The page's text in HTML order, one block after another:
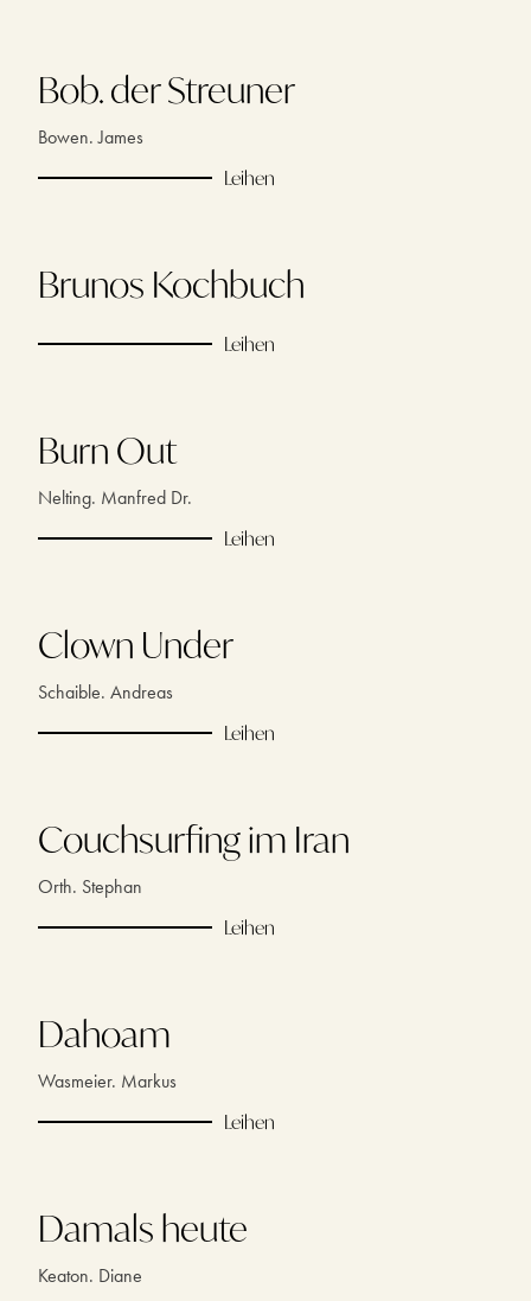
Bob. der Streuner
Bowen. James
Leihen
Brunos Kochbuch
Leihen
Burn Out
Nelting. Manfred Dr.
Leihen
Clown Under
Schaible. Andreas
Leihen
Couchsurfing im Iran
Orth. Stephan
Leihen
Dahoam
Wasmeier. Markus
Leihen
Damals heute
Keaton. Diane